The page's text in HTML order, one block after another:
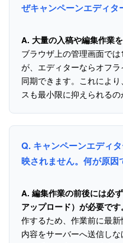
ぜキャンペーンエディタ
A. 大量の入稿や編集作業
ブラウザ上の管理画面で
が、エディターならオフ
同期できます。これによ
スも最小限に抑えられるの
Q. キャンペーンエディ
映されません。何が原因
A. 編集作業の前後には必
アップロード）が必要です。
作するため、作業前に最
内容をサーバーへ送信しな